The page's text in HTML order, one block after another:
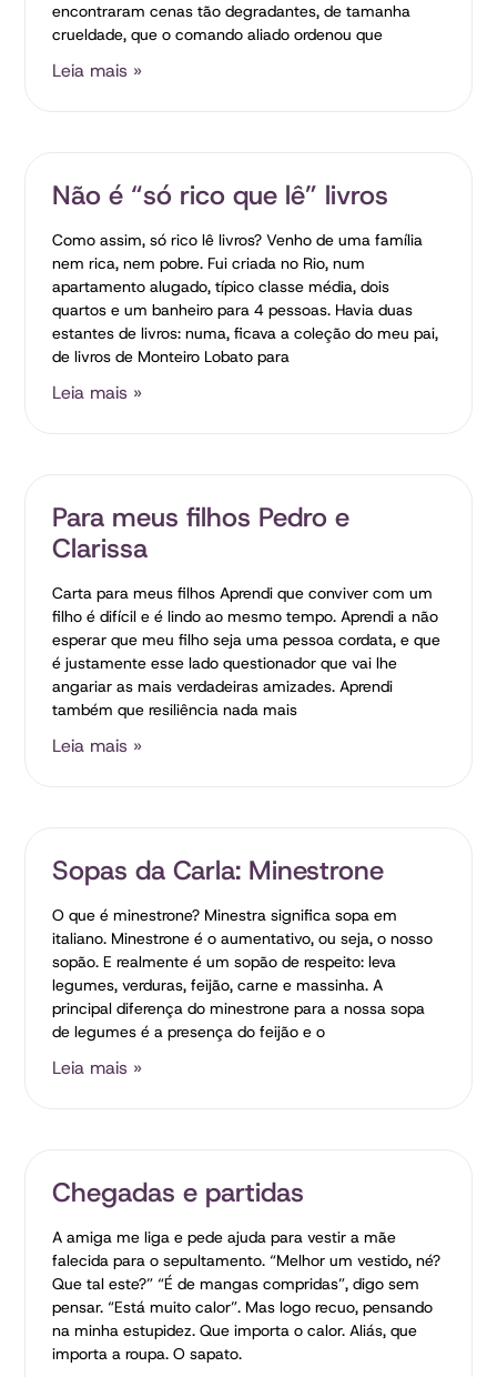
encontraram cenas tão degradantes, de tamanha
crueldade, que o comando aliado ordenou que
Leia mais »
Não é “só rico que lê” livros
Como assim, só rico lê livros? Venho de uma família
nem rica, nem pobre. Fui criada no Rio, num
apartamento alugado, típico classe média, dois
quartos e um banheiro para 4 pessoas. Havia duas
estantes de livros: numa, ficava a coleção do meu pai,
de livros de Monteiro Lobato para
Leia mais »
Para meus filhos Pedro e
Clarissa
Carta para meus filhos Aprendi que conviver com um
filho é difícil e é lindo ao mesmo tempo. Aprendi a não
esperar que meu filho seja uma pessoa cordata, e que
é justamente esse lado questionador que vai lhe
angariar as mais verdadeiras amizades. Aprendi
também que resiliência nada mais
Leia mais »
Sopas da Carla: Minestrone
O que é minestrone? Minestra significa sopa em
italiano. Minestrone é o aumentativo, ou seja, o nosso
sopão. E realmente é um sopão de respeito: leva
legumes, verduras, feijão, carne e massinha. A
principal diferença do minestrone para a nossa sopa
de legumes é a presença do feijão e o
Leia mais »
Chegadas e partidas
A amiga me liga e pede ajuda para vestir a mãe
falecida para o sepultamento. “Melhor um vestido, né?
Que tal este?” “É de mangas compridas”, digo sem
pensar. “Está muito calor”. Mas logo recuo, pensando
na minha estupidez. Que importa o calor. Aliás, que
importa a roupa. O sapato.